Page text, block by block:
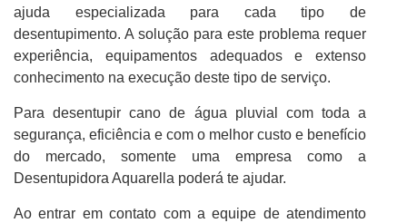
ajuda especializada para cada tipo de
desentupimento. A solução para este problema requer
experiência, equipamentos adequados e extenso
conhecimento na execução deste tipo de serviço.
Para desentupir cano de água pluvial com toda a
segurança, eficiência e com o melhor custo e benefício
do mercado, somente uma empresa como a
Desentupidora Aquarella poderá te ajudar.
Ao entrar em contato com a equipe de atendimento